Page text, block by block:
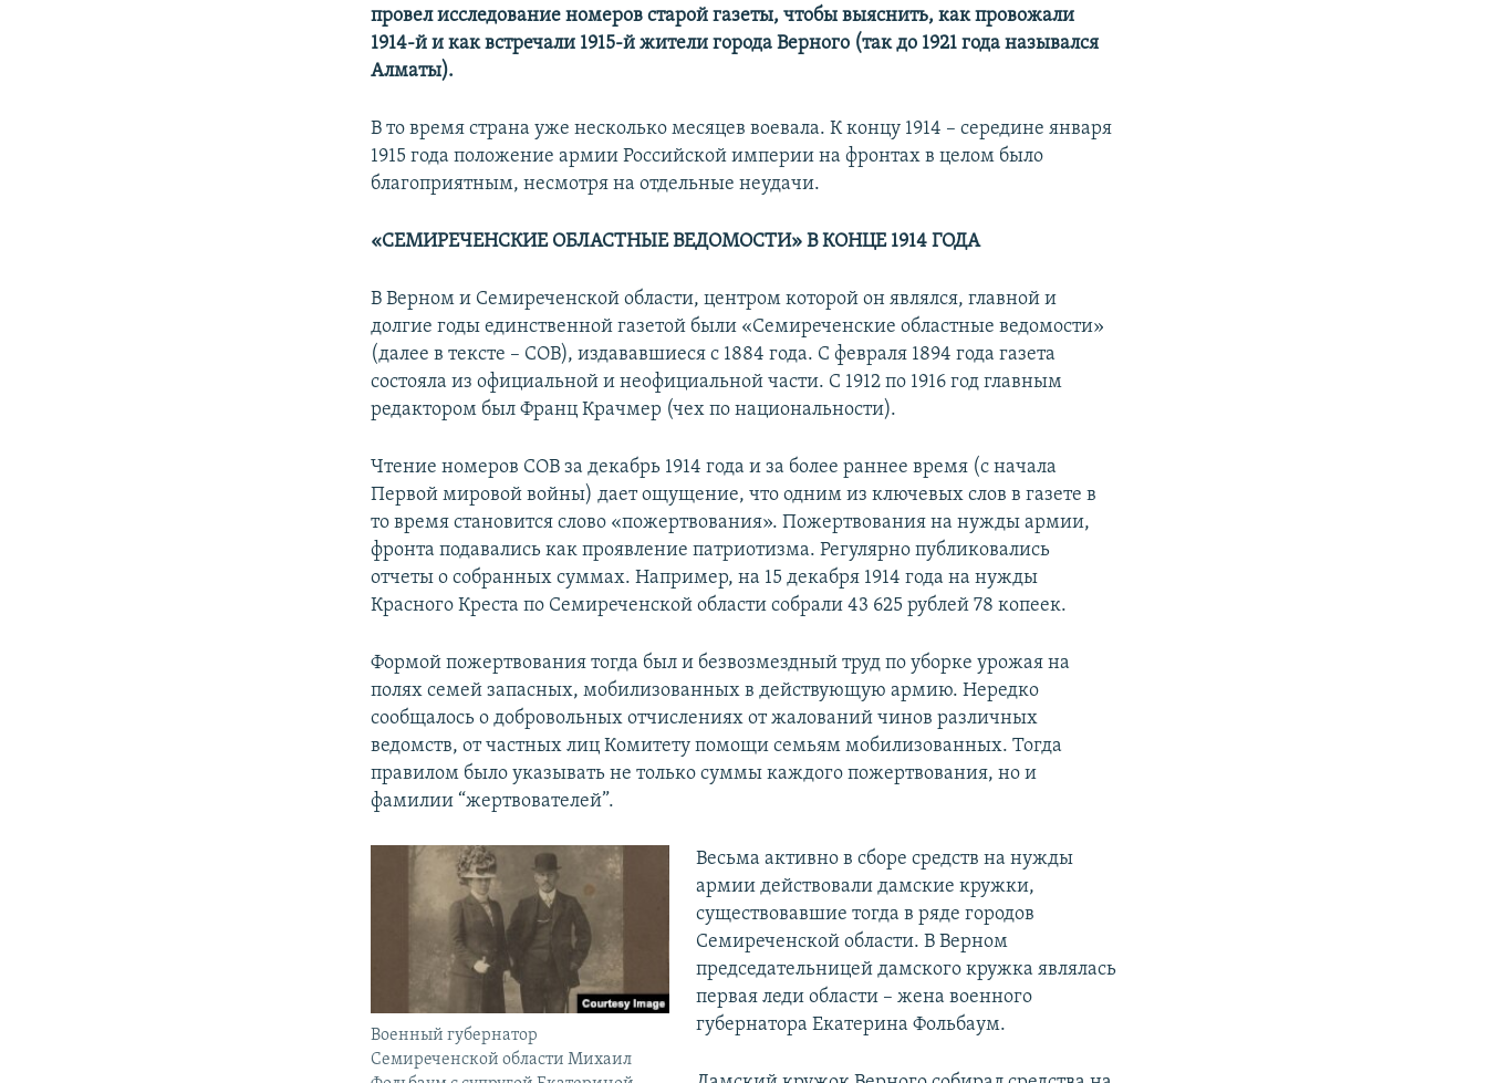
провел исследование номеров старой газеты, чтобы выяснить, как провожали
1914-й и как встречали 1915-й жители города Верного (так до 1921 года назывался
Алматы).
В то время страна уже несколько месяцев воевала. К концу 1914 – середине января
1915 года положение армии Российской империи на фронтах в целом было
благоприятным, несмотря на отдельные неудачи.
«СЕМИРЕЧЕНСКИЕ ОБЛАСТНЫЕ ВЕДОМОСТИ» В КОНЦЕ 1914 ГОДА
В Верном и Семиреченской области, центром которой он являлся, главной и
долгие годы единственной газетой были «Семиреченские областные ведомости»
(далее в тексте – СОВ), издававшиеся с 1884 года. С февраля 1894 года газета
состояла из официальной и неофициальной части. С 1912 по 1916 год главным
редактором был Франц Крачмер (чех по национальности).
Чтение номеров СОВ за декабрь 1914 года и за более раннее время (с начала
Первой мировой войны) дает ощущение, что одним из ключевых слов в газете в
то время становится слово «пожертвования». Пожертвования на нужды армии,
фронта подавались как проявление патриотизма. Регулярно публиковались
отчеты о собранных суммах. Например, на 15 декабря 1914 года на нужды
Красного Креста по Семиреченской области собрали 43 625 рублей 78 копеек.
Формой пожертвования тогда был и безвозмездный труд по уборке урожая на
полях семей запасных, мобилизованных в действующую армию. Нередко
сообщалось о добровольных отчислениях от жалований чинов различных
ведомств, от частных лиц Комитету помощи семьям мобилизованных. Тогда
правилом было указывать не только суммы каждого пожертвования, но и
фамилии “жертвователей”.
Военный губернатор
Семиреченской области Михаил
Весьма активно в сборе средств на нужды
армии действовали дамские кружки,
существовавшие тогда в ряде городов
Семиреченской области. В Верном
председательницей дамского кружка являлась
первая леди области – жена военного
губернатора Екатерина Фольбаум.